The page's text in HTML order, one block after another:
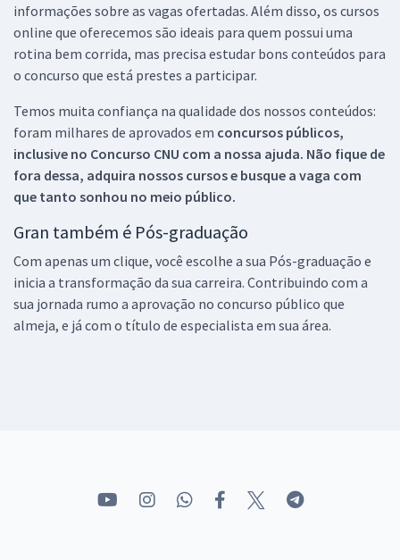
informações sobre as vagas ofertadas. Além disso, os cursos
online que oferecemos são ideais para quem possui uma
rotina bem corrida, mas precisa estudar bons conteúdos para
o concurso que está prestes a participar.
Temos muita confiança na qualidade dos nossos conteúdos:
foram milhares de aprovados em concursos públicos,
inclusive no Concurso CNU com a nossa ajuda. Não fique de
fora dessa, adquira nossos cursos e busque a vaga com
que tanto sonhou no meio público.
Gran também é Pós-graduação
Com apenas um clique, você escolhe a sua Pós-graduação e
inicia a transformação da sua carreira. Contribuindo com a
sua jornada rumo a aprovação no concurso público que
almeja, e já com o título de especialista em sua área.